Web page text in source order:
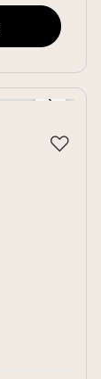
›
♡